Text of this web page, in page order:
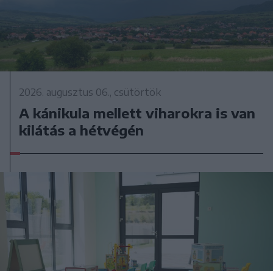
2026. augusztus 06., csütörtök
A kánikula mellett viharokra is van
kilátás a hétvégén